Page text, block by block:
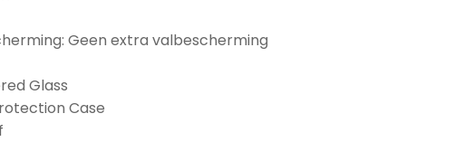
Geen extra valbescherming
Glass
Case